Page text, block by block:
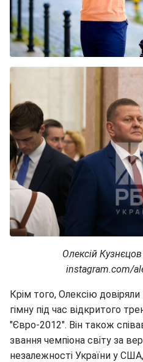
Олексій
instagram.com/
Крім того, Олексію
гімну під час відкритого
"Євро-2012". Він також
звання чемпіона світу за
незалежності України у